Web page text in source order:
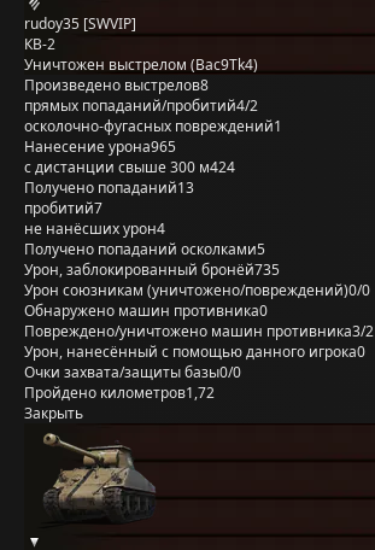
rudoy35 [SWVIP]
КВ-2
Уничтожен выстрелом (Bac9Tk4)
Произведено выстрелов8
прямых попаданий/пробитий4/2
осколочно-фугасных повреждений1
Нанесение урона965
с дистанции свыше 300 м424
Получено попаданий13
пробитий7
не нанёсших урон4
Получено попаданий осколками5
Урон, заблокированный бронёй735
Урон союзникам (уничтожено/повреждений)0/0
Обнаружено машин противника0
Повреждено/уничтожено машин противника3/2
Урон, нанесённый с помощью данного игрока0
Очки захвата/защиты базы0/0
Пройдено километров1,72
Закрыть